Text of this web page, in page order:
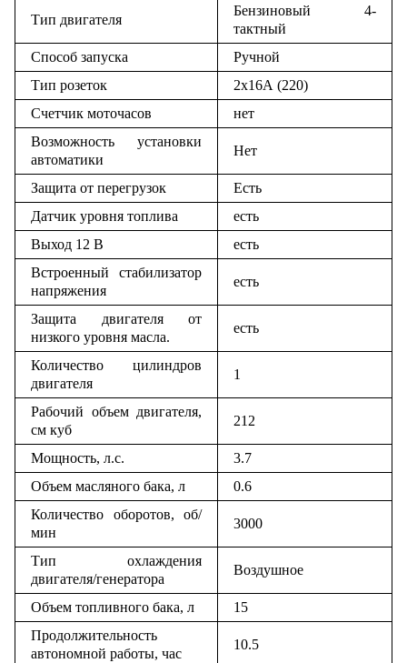
Тип двигателя
Бензиновый 4-
тактный
Способ запуска
Ручной
Тип розеток
2х16А (220)
Счетчик моточасов
нет
Возможность установки
автоматики
Нет
Защита от перегрузок
Есть
Датчик уровня топлива
есть
Выход 12 В
есть
Встроенный стабилизатор
напряжения
есть
Защита двигателя от
низкого уровня масла.
есть
Количество цилиндров
двигателя
1
Рабочий объем двигателя,
см куб
212
Мощность, л.с.
3.7
Объем масляного бака, л
0.6
Количество оборотов, об/
мин
3000
Тип охлаждения
двигателя/генератора
Воздушное
Объем топливного бака, л
15
Продолжительность
автономной работы, час
10.5